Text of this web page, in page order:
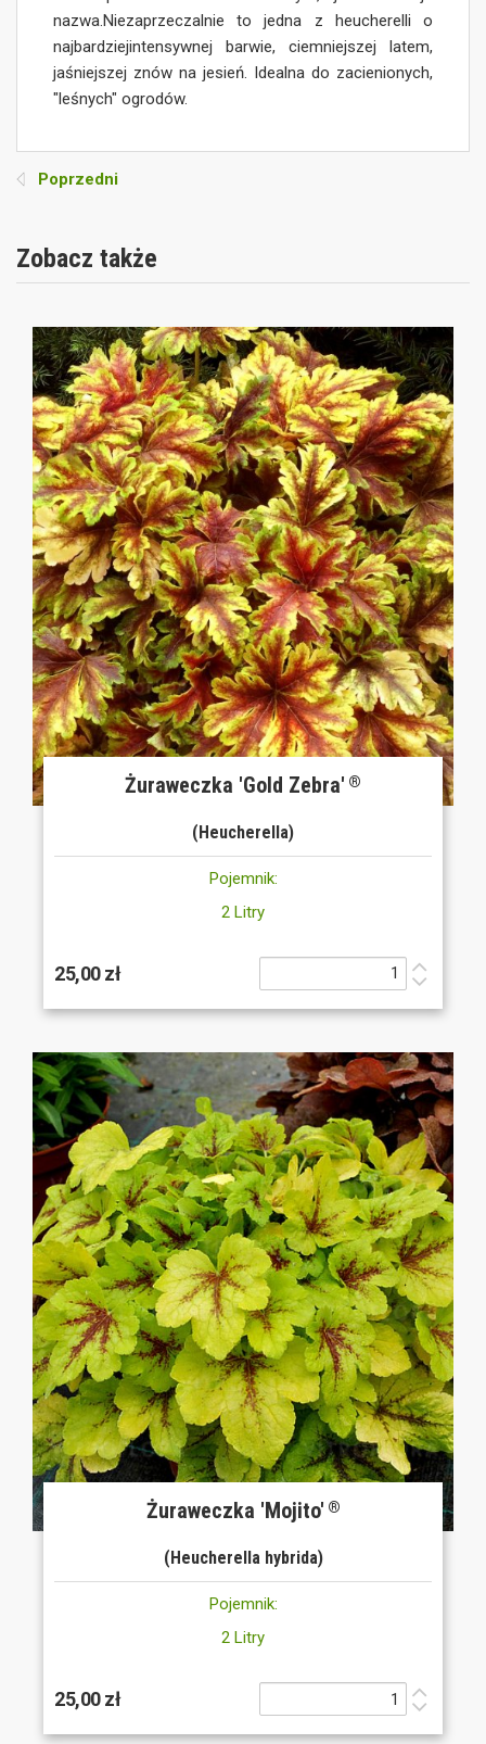
nazwa.Niezaprzeczalnie to jedna z heucherelli o
najbardziejintensywnej barwie, ciemniejszej latem,
jaśniejszej znów na jesień. Idealna do zacienionych,
"leśnych" ogrodów.
Poprzedni
Zobacz także
Żuraweczka 'Gold Zebra' ®
(Heucherella)
Pojemnik:
2 Litry
25,00 zł
Żuraweczka 'Mojito' ®
(Heucherella hybrida)
Pojemnik:
2 Litry
25,00 zł